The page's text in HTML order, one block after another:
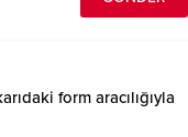
form aracılığıyla